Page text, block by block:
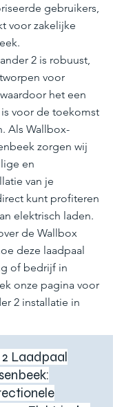
gebruikers,
voor zakelijke
2 is robuust,
voor
het een
voor de toekomst
Als Wallbox-
zorgen wij
en
van je
kunt profiteren
elektrisch laden.
de Wallbox
deze laadpaal
of bedrijf in
onze pagina voor
2 installatie in
Laadpaal